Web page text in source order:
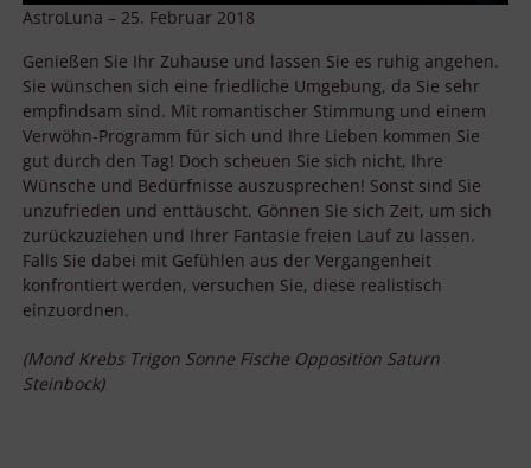
AstroLuna – 25. Februar 2018
Genießen Sie Ihr Zuhause und lassen Sie es ruhig angehen.
Sie wünschen sich eine friedliche Umgebung, da Sie sehr
empfindsam sind. Mit romantischer Stimmung und einem
Verwöhn-Programm für sich und Ihre Lieben kommen Sie
gut durch den Tag! Doch scheuen Sie sich nicht, Ihre
Wünsche und Bedürfnisse auszusprechen! Sonst sind Sie
unzufrieden und enttäuscht. Gönnen Sie sich Zeit, um sich
zurückzuziehen und Ihrer Fantasie freien Lauf zu lassen.
Falls Sie dabei mit Gefühlen aus der Vergangenheit
konfrontiert werden, versuchen Sie, diese realistisch
einzuordnen.
(Mond Krebs Trigon Sonne Fische Opposition Saturn
Steinbock)